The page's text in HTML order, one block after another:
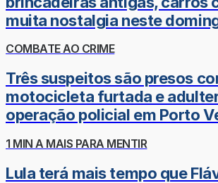
muita nostalgia neste
COMBATE AO CRIME
Três suspeitos são presos
motocicleta furtada e
operação policial em Porto
1 MIN A MAIS PARA MENTIR
Lula terá mais tempo que